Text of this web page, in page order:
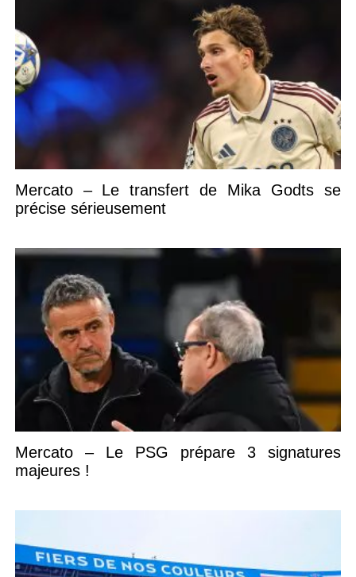
Mercato – Le transfert de Mika Godts se
précise sérieusement
Mercato – Le PSG prépare 3 signatures
majeures !